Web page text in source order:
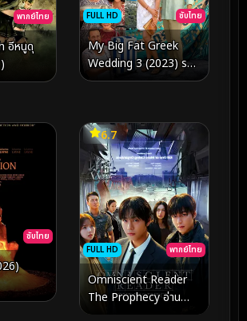
พากย์ไทย
อีหนูดุ
FULL HD ซับไทย
My Big Fat Greek
Wedding 3 (2023) รวม
ญาติงานแต่งตระกูลจี้วาย
ซับไทย
FULL HD พากย์ไทย
6.7
Omniscient Reader
The Prophecy อ่าน